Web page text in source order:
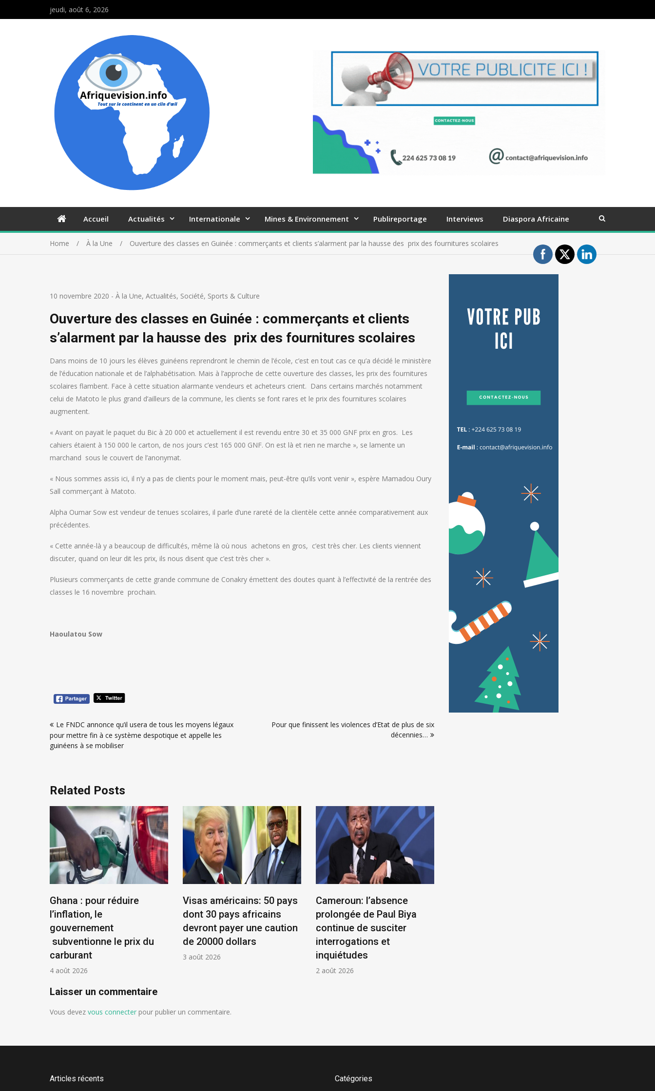
jeudi, août 6, 2026
Accueil Actualités Internationale Mines & Environnement Publireportage Interviews Diaspora Africaine
Home À la Une Ouverture des classes en Guinée : commerçants et clients s’alarment par la hausse des prix des fournitures scolaires
10 novembre 2020 - À la Une, Actualités, Société, Sports & Culture
Ouverture des classes en Guinée : commerçants et clients
s’alarment par la hausse des prix des fournitures scolaires
Dans moins de 10 jours les élèves guinéens reprendront le chemin de l’école, c’est en tout cas ce qu’a décidé le ministère
de l’éducation nationale et de l’alphabétisation. Mais à l’approche de cette ouverture des classes, les prix des fournitures
scolaires flambent. Face à cette situation alarmante vendeurs et acheteurs crient. Dans certains marchés notamment
celui de Matoto le plus grand d’ailleurs de la commune, les clients se font rares et le prix des fournitures scolaires
augmentent.
« Avant on payait le paquet du Bic à 20 000 et actuellement il est revendu entre 30 et 35 000 GNF prix en gros. Les
cahiers étaient à 150 000 le carton, de nos jours c’est 165 000 GNF. On est là et rien ne marche », se lamente un
marchand sous le couvert de l’anonymat.
« Nous sommes assis ici, il n’y a pas de clients pour le moment mais, peut-être qu’ils vont venir », espère Mamadou Oury
Sall commerçant à Matoto.
Alpha Oumar Sow est vendeur de tenues scolaires, il parle d’une rareté de la clientèle cette année comparativement aux
précédentes.
« Cette année-là y a beaucoup de difficultés, même là où nous achetons en gros, c’est très cher. Les clients viennent
discuter, quand on leur dit les prix, ils nous disent que c’est très cher ».
Plusieurs commerçants de cette grande commune de Conakry émettent des doutes quant à l’effectivité de la rentrée des
classes le 16 novembre prochain.
Haoulatou Sow
de
l’article
Le FNDC annonce qu’il usera de tous les moyens légaux
pour mettre fin à ce système despotique et appelle les
guinéens à se mobiliser
Pour que finissent les violences d’Etat de plus de six
décennies…
Related Posts
Ghana : pour réduire
l’inflation, le
gouvernement
subventionne le prix du
carburant
4 août 2026
Visas américains: 50 pays
dont 30 pays africains
devront payer une caution
de 20000 dollars
3 août 2026
Cameroun: l’absence
prolongée de Paul Biya
continue de susciter
interrogations et
inquiétudes
2 août 2026
Laisser un commentaire
Vous devez vous connecter pour publier un commentaire.
Articles récents Catégories